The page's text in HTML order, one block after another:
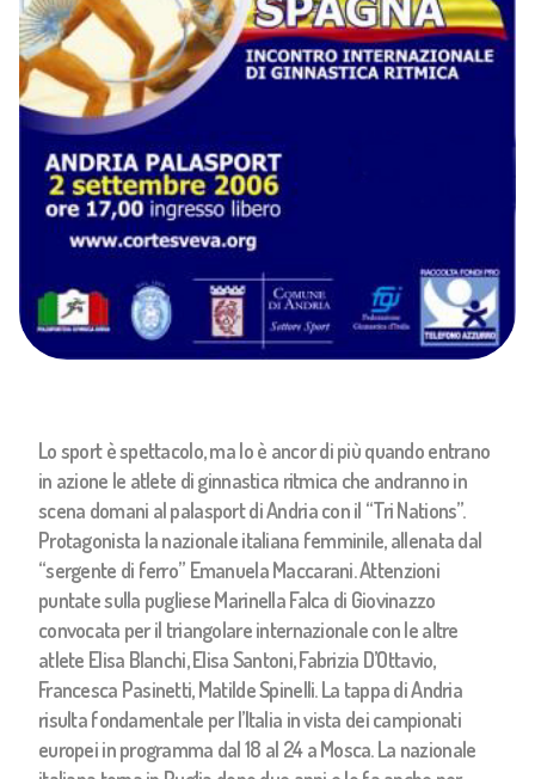
Lo sport è spettacolo, ma lo è ancor di più quando entrano
in azione le atlete di ginnastica ritmica che andranno in
scena domani al palasport di Andria con il “Tri Nations”.
Protagonista la nazionale italiana femminile, allenata dal
“sergente di ferro” Emanuela Maccarani. Attenzioni
puntate sulla pugliese Marinella Falca di Giovinazzo
convocata per il triangolare internazionale con le altre
atlete Elisa Blanchi, Elisa Santoni, Fabrizia D’Ottavio,
Francesca Pasinetti, Matilde Spinelli. La tappa di Andria
risulta fondamentale per l’Italia in vista dei campionati
europei in programma dal 18 al 24 a Mosca. La nazionale